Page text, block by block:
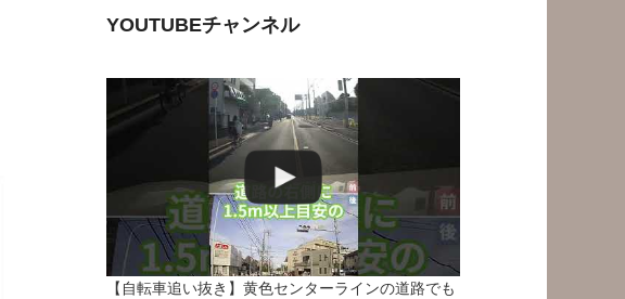
YOUTUBEチャンネル
【自転車追い抜き】黄色センターラインの道路でも